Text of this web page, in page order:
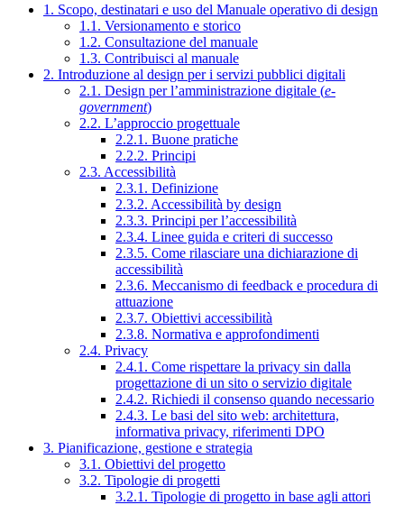
1. Scopo, destinatari e uso del Manuale operativo di design
1.1. Versionamento e storico
1.2. Consultazione del manuale
1.3. Contribuisci al manuale
2. Introduzione al design per i servizi pubblici digitali
2.1. Design per l’amministrazione digitale (e-
government)
2.2. L’approccio progettuale
2.2.1. Buone pratiche
2.2.2. Principi
2.3. Accessibilità
2.3.1. Definizione
2.3.2. Accessibilità by design
2.3.3. Principi per l’accessibilità
2.3.4. Linee guida e criteri di successo
2.3.5. Come rilasciare una dichiarazione di
accessibilità
2.3.6. Meccanismo di feedback e procedura di
attuazione
2.3.7. Obiettivi accessibilità
2.3.8. Normativa e approfondimenti
2.4. Privacy
2.4.1. Come rispettare la privacy sin dalla
progettazione di un sito o servizio digitale
2.4.2. Richiedi il consenso quando necessario
2.4.3. Le basi del sito web: architettura,
informativa privacy, riferimenti DPO
3. Pianificazione, gestione e strategia
3.1. Obiettivi del progetto
3.2. Tipologie di progetti
3.2.1. Tipologie di progetto in base agli attori